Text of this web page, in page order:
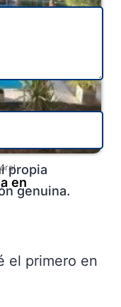
en
propia
genuina.
el primero en